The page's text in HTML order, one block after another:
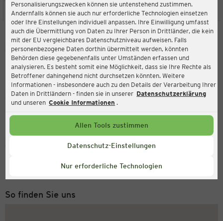
Personalisierungszwecken können sie untenstehend zustimmen.
Andernfalls können sie auch nur erforderliche Technologien einsetzen
oder Ihre Einstellungen individuell anpassen. Ihre Einwilligung umfasst
auch die Übermittlung von Daten zu Ihrer Person in Drittländer, die kein
mit der EU vergleichbares Datenschutzniveau aufweisen. Falls
personenbezogene Daten dorthin übermittelt werden, könnten
Behörden diese gegebenenfalls unter Umständen erfassen und
analysieren. Es besteht somit eine Möglichkeit, dass sie Ihre Rechte als
Betroffener dahingehend nicht durchsetzen könnten. Weitere
Informationen - insbesondere auch zu den Details der Verarbeitung Ihrer
Daten in Drittländern - finden sie in unserer Datenschutzerklärung
und unseren Cookie Informationen .
Allen Tools zustimmen
Datenschutz-Einstellungen
Nur erforderliche Technologien
STANDORT SERVICES SORTIMENT AKTIONEN
Ernsting's family
Wagramer Str. 195 (TOP 3), 1210 Wien
Aktuell:
Geöffnet
Service Hotline
Montag bis Freitag 8-18 Uhr
So finden Sie uns